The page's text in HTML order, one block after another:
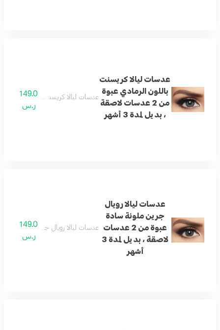
عدسات ليالا كريسنت
باللون الرمادي عبوة
من 2 عدسات لاصقة
، بديل لمدة 3 أشهر
عدسات ليالا كريسنت باللون الرمادي عبوة من 2 عدسات لاصقة ،
149.0
ر.س
عدسات ليالا رويال
جرين ملونة سادة
عبوة من 2 عدسات
لاصقة ، بديل لمدة 3
أشهر
عدسات ليالا رويال جرين ملونة سادة عبوة من 2 عدسات لاصقة ،
149.0
ر.س